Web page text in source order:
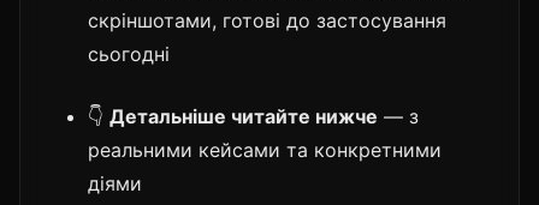
скріншотами, готові до застосування
сьогодні
👇 Детальніше читайте нижче — з
реальними кейсами та конкретними
діями